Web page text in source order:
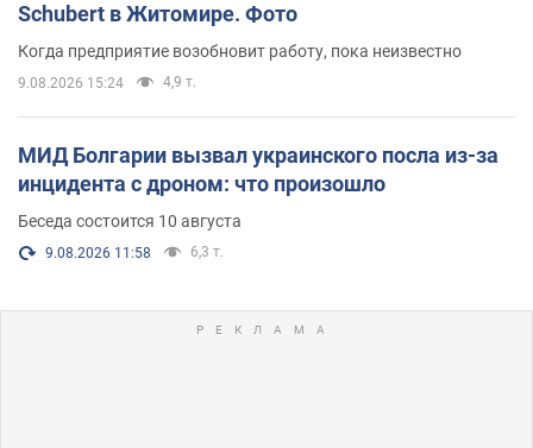
Schubert в Житомире. Фото
Когда предприятие возобновит работу, пока неизвестно
9.08.2026 15:24 4,9 т.
МИД Болгарии вызвал украинского посла из-за
инцидента с дроном: что произошло
Беседа состоится 10 августа
9.08.2026 11:58 6,3 т.